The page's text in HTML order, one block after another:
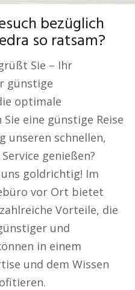
bezüglich
so ratsam?
Sie – Ihr
günstige
optimale
eine günstige Reise
unseren schnellen,
genießen?
goldrichtig! Im
vor Ort bietet
Vorteile, die
und
in einem
und dem Wissen